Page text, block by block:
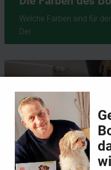
Welche Farben sind für
Der…